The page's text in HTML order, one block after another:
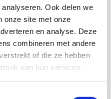
Ook delen we
onze site met onze
en analyse. Deze
combineren met andere
of die ze hebben
van hun services.